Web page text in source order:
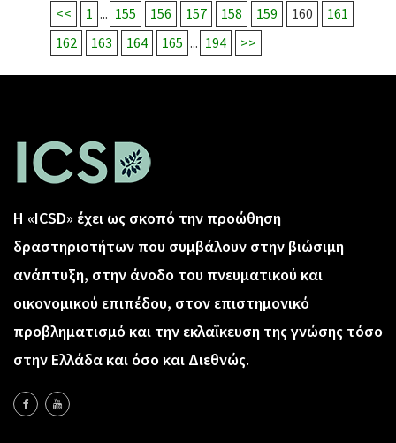
<<
1 ... 155 156 157 158 159 160
161
162
163 164 165 ... 194 >>
Η «ICSD» έχει ως σκοπό την προώθηση
δραστηριοτήτων που συμβάλουν στην βιώσιμη
ανάπτυξη, στην άνοδο του πνευματικού και
οικονομικού επιπέδου, στον επιστημονικό
προβληματισμό και την εκλαΐκευση της γνώσης τόσο
στην Ελλάδα και όσο και Διεθνώς.